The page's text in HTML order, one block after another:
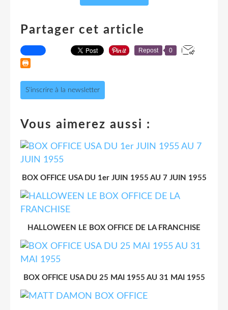
Partager cet article
Repost 0
S'inscrire à la newsletter
Vous aimerez aussi :
BOX OFFICE USA DU 1er JUIN 1955 AU 7 JUIN 1955
HALLOWEEN LE BOX OFFICE DE LA FRANCHISE
BOX OFFICE USA DU 25 MAI 1955 AU 31 MAI 1955